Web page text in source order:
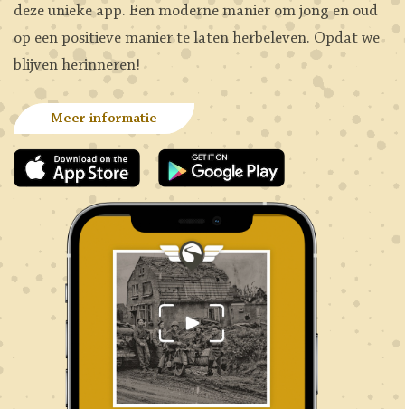
deze unieke app. Een moderne manier om jong en oud
op een positieve manier te laten herbeleven. Opdat we
blijven herinneren!
Meer informatie